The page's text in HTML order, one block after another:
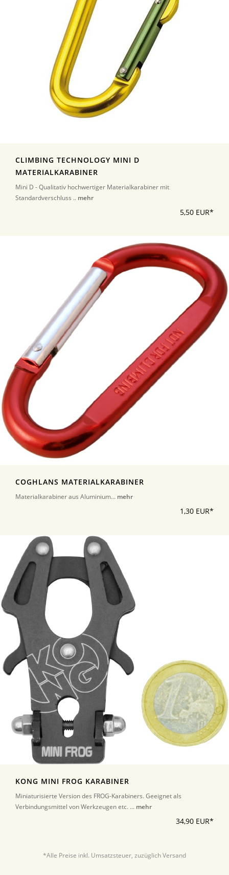
CLIMBING TECHNOLOGY MINI D
MATERIALKARABINER
Mini D - Qualitativ hochwertiger Materialkarabiner mit
Standardverschluss .. mehr
5,50 EUR*
COGHLANS MATERIALKARABINER
Materialkarabiner aus Aluminium... mehr
1,30 EUR*
KONG MINI FROG KARABINER
Miniaturisierte Version des FROG-Karabiners. Geeignet als
Verbindungsmittel von Werkzeugen etc. ... mehr
34,90 EUR*
*Alle Preise inkl. Umsatzsteuer, zuzüglich Versand